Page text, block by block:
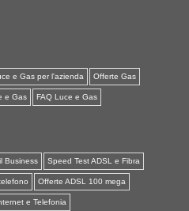
e Gas per l'azienda Offerte Gas
e Gas FAQ Luce e Gas
Business Speed Test ADSL e Fibra
Offerte ADSL 100 mega
e Telefonia